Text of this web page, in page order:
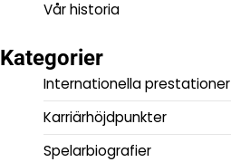
Vår historia
Kategorier
Internationella prestationer
Karriärhöjdpunkter
Spelarbiografier